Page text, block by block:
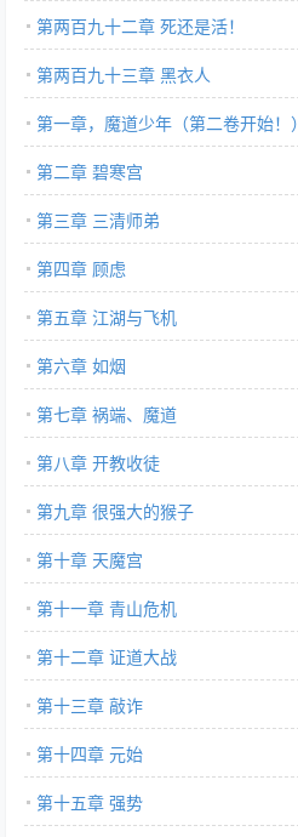
第两百九十二章 死还是活！
第两百九十三章 黑衣人
第一章，魔道少年（第二卷开始！）
第二章 碧寒宫
第三章 三清师弟
第四章 顾虑
第五章 江湖与飞机
第六章 如烟
第七章 祸端、魔道
第八章 开教收徒
第九章 很强大的猴子
第十章 天魔宫
第十一章 青山危机
第十二章 证道大战
第十三章 敲诈
第十四章 元始
第十五章 强势